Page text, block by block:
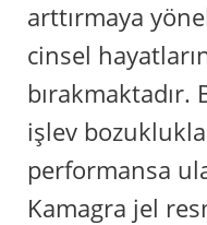
arttırmaya
cinsel
bırakmaktadır.
işlev
performansa
Kamagra jel